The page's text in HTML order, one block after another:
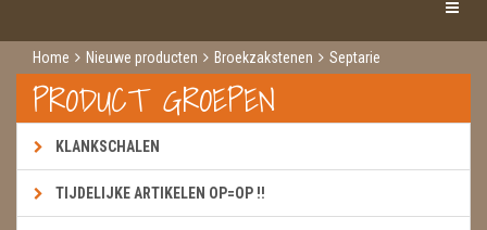
Home Nieuwe producten Broekzakstenen Septarie
PRODUCT GROEPEN
KLANKSCHALEN
TIJDELIJKE ARTIKELEN OP=OP !!